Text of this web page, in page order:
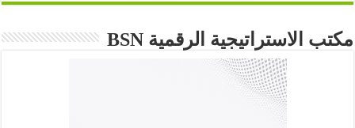
مكتب الاستراتيجية الرقمية BSN